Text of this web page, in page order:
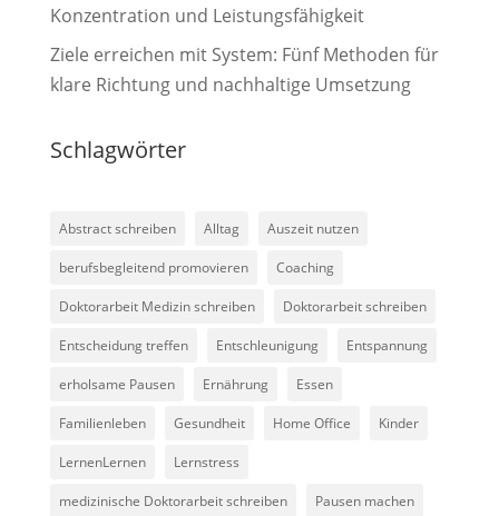
Konzentration und Leistungsfähigkeit
Ziele erreichen mit System: Fünf Methoden für
klare Richtung und nachhaltige Umsetzung
Schlagwörter
Abstract schreiben Alltag Auszeit nutzen
berufsbegleitend promovieren Coaching
Doktorarbeit Medizin schreiben Doktorarbeit schreiben
Entscheidung treffen Entschleunigung Entspannung
erholsame Pausen Ernährung Essen
Familienleben Gesundheit Home Office Kinder
LernenLernen Lernstress
medizinische Doktorarbeit schreiben Pausen machen